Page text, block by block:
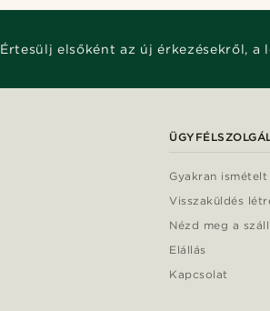
Értesülj elsőként az új érkezésekről,
Gyakran
Visszaküldés
Nézd meg a
Elállás
Kapcsolat